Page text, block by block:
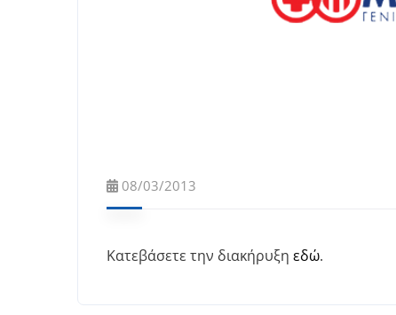
08/03/2013
Κατεβάσετε την διακήρυξη εδώ.